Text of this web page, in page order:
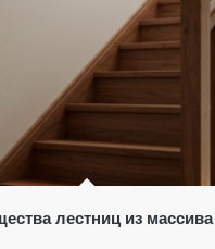
лестниц из массива